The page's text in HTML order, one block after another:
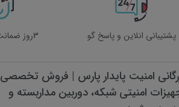
پشتیبانی انلاین و پاسخ گو 3روز ضمانت بازگشت کالا
امنیت پایدار پارس | فروش تخصصی
امنیتی شبکه، دوربین مداربسته و